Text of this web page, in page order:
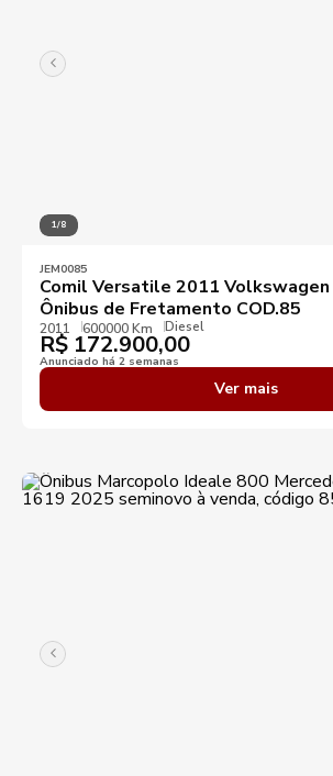
1/8
JEM0085
Comil Versatile 2011 Volkswagen
Ônibus de Fretamento COD.85
2011 600000 Km Diesel
R$ 172.900,00
Anunciado há 2 semanas
Ver mais